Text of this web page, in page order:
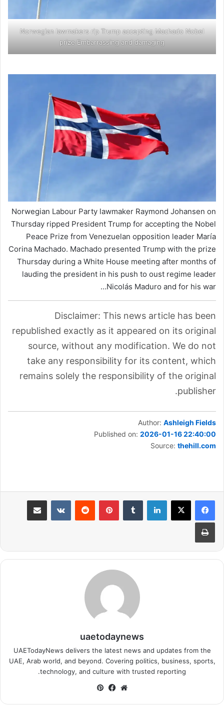
Norwegian lawmakers rip Trump accepting Machado Nobel
prize Embarrassing and damaging
Norwegian Labour Party lawmaker Raymond Johansen on
Thursday ripped President Trump for accepting the Nobel
Peace Prize from Venezuelan opposition leader María
Corina Machado. Machado presented Trump with the prize
Thursday during a White House meeting after months of
lauding the president in his push to oust regime leader
Nicolás Maduro and for his war…
Disclaimer: This news article has been
republished exactly as it appeared on its original
source, without any modification. We do not
take any responsibility for its content, which
remains solely the responsibility of the original
publisher.
Author: Ashleigh Fields
Published on: 2026-01-16 22:40:00
Source: thehill.com
لينكدإن بينتيريست مشاركة عبر البريد
طباعة
uaetodaynews
UAETodayNews delivers the latest news and updates from the
UAE, Arab world, and beyond. Covering politics, business, sports,
technology, and culture with trusted reporting.
موقعفيسبوك